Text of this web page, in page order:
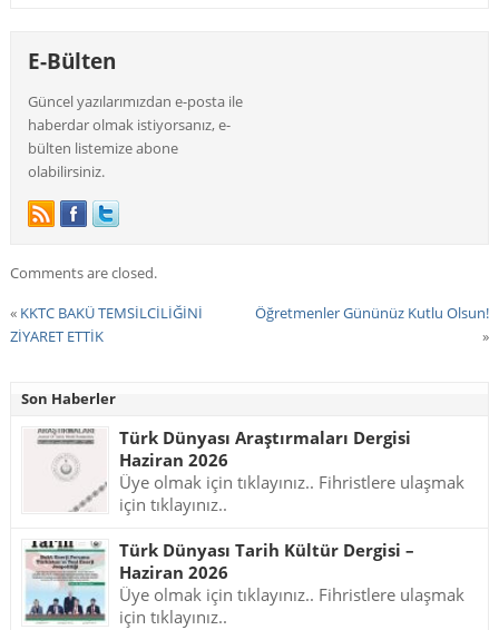
E-Bülten
Güncel yazılarımızdan e-posta ile
haberdar olmak istiyorsanız, e-
bülten listemize abone
olabilirsiniz.
Comments are closed.
« KKTC BAKÜ TEMSİLCİLİĞİNİ
ZİYARET ETTİK
Öğretmenler Gününüz Kutlu Olsun!
»
Son Haberler
Türk Dünyası Araştırmaları Dergisi
Haziran 2026
Üye olmak için tıklayınız.. Fihristlere ulaşmak
için tıklayınız..
Türk Dünyası Tarih Kültür Dergisi –
Haziran 2026
Üye olmak için tıklayınız.. Fihristlere ulaşmak
için tıklayınız..